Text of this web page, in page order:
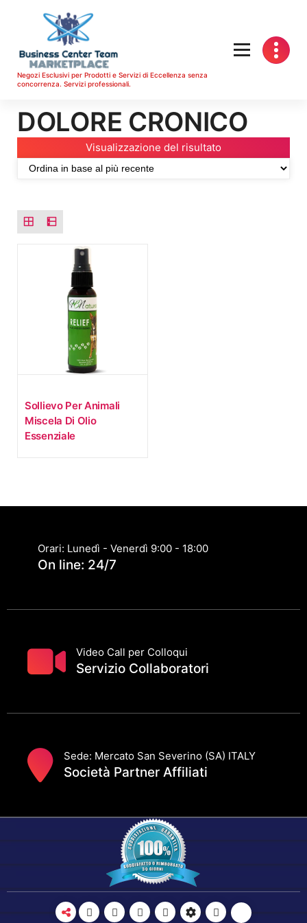
contenuto
Negozi Esclusivi per Prodotti e Servizi di Eccellenza senza
concorrenza. Servizi professionali.
DOLORE CRONICO
Visualizzazione del risultato
Sollievo Per Animali
Miscela Di Olio
Essenziale
Orari: Lunedì - Venerdì 9:00 - 18:00
On line: 24/7
Video Call per Colloqui
Servizio Collaboratori
Sede: Mercato San Severino (SA) ITALY
Società Partner Affiliati